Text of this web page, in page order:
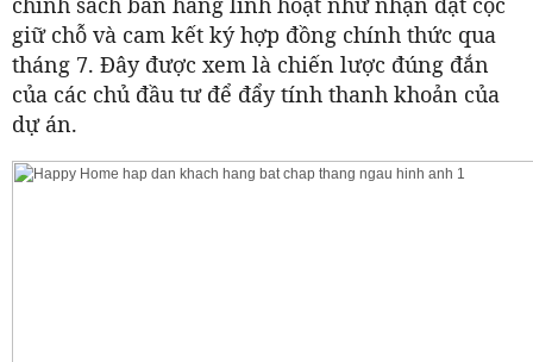
giữ chỗ và cam kết ký hợp đồng chính thức qua
tháng 7. Đây được xem là chiến lược đúng đắn
của các chủ đầu tư để đẩy tính thanh khoản của
dự án.